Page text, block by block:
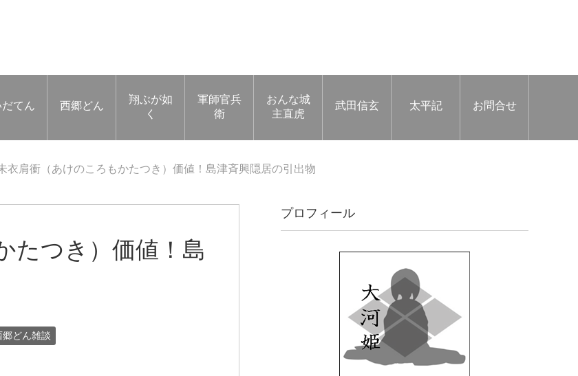
だてん 西郷どん
翔ぶが如
く
軍師官兵
衛
おんな城
主直虎
武田信玄 太平記 お問合せ
衣肩衝（あけのころもかたつき）価値！島津斉興隠居の引出物
たつき）価値！島
郷どん雑談
プロフィール